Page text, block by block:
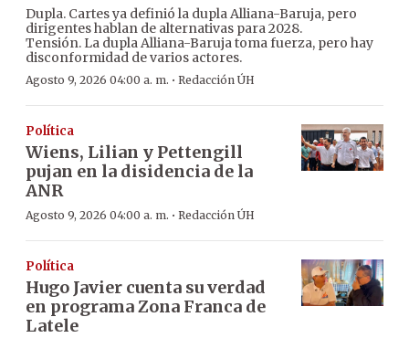
Dupla. Cartes ya definió la dupla Alliana-Baruja, pero
dirigentes hablan de alternativas para 2028.
Tensión. La dupla Alliana-Baruja toma fuerza, pero hay
disconformidad de varios actores.
Agosto 9, 2026 04:00 a. m. · Redacción ÚH
Política
Wiens, Lilian y Pettengill
pujan en la disidencia de la
ANR
Agosto 9, 2026 04:00 a. m. · Redacción ÚH
Política
Hugo Javier cuenta su verdad
en programa Zona Franca de
Latele